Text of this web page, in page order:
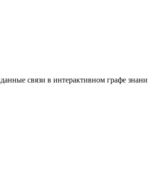
связи в интерактивном графе